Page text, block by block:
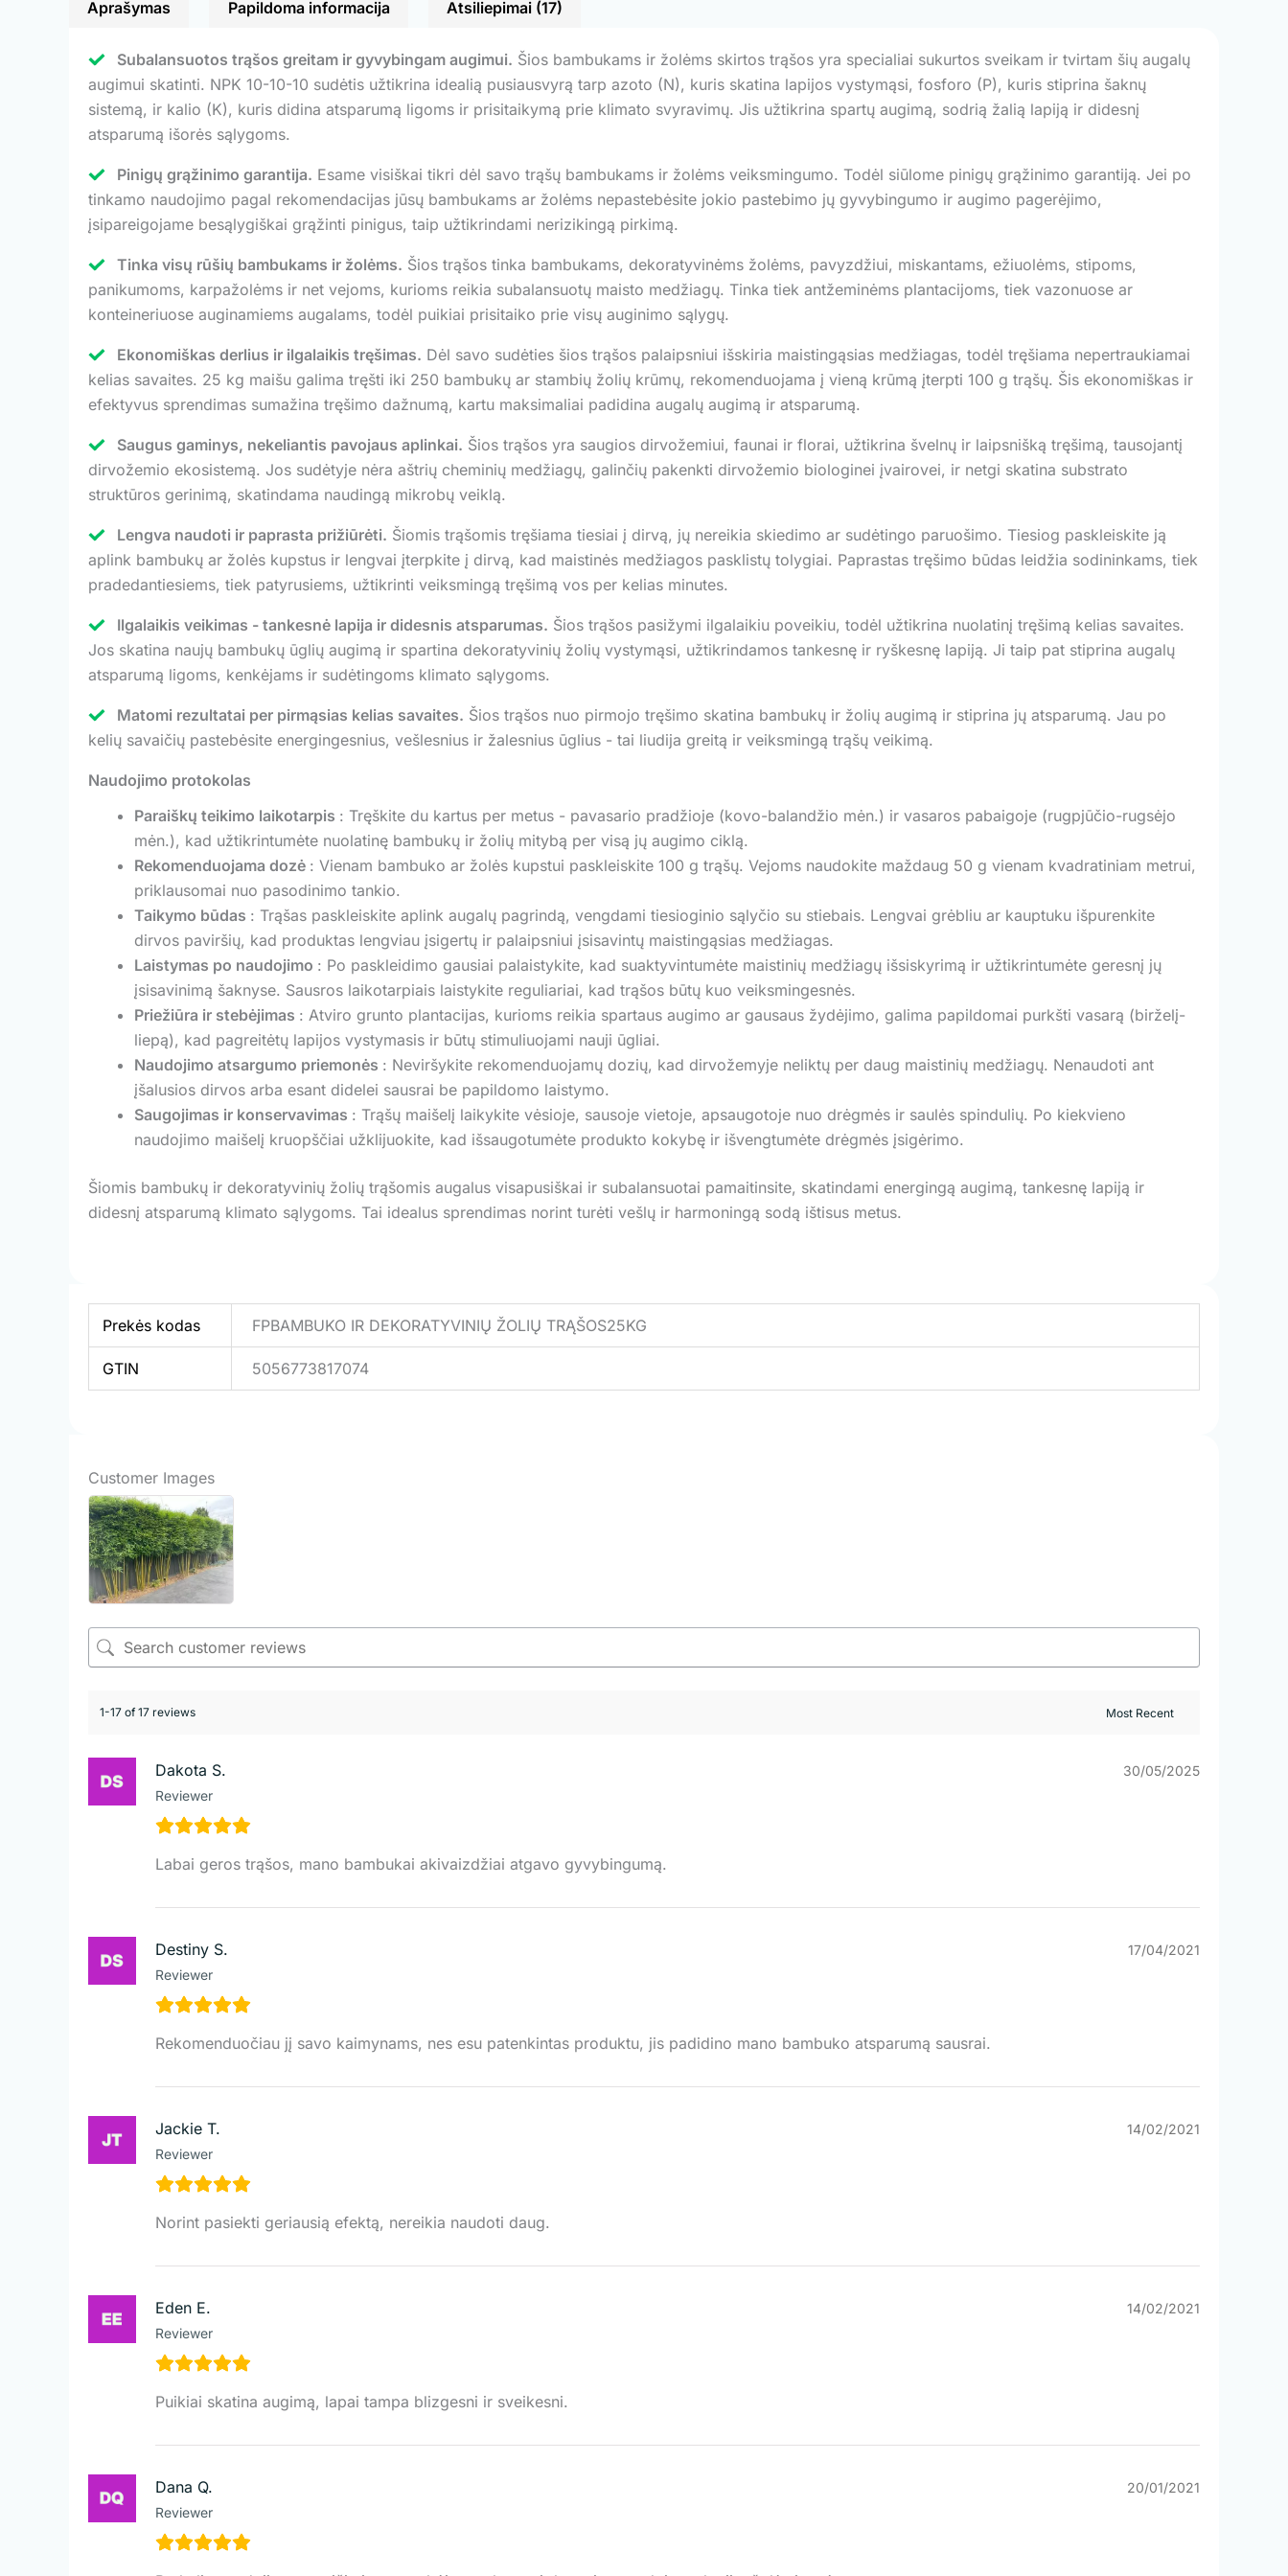
Aprašymas Papildoma informacija Atsiliepimai (17)
Subalansuotos trąšos greitam ir gyvybingam augimui. Šios bambukams ir žolėms skirtos trąšos yra specialiai sukurtos sveikam ir tvirtam šių augalų
augimui skatinti. NPK 10-10-10 sudėtis užtikrina idealią pusiausvyrą tarp azoto (N), kuris skatina lapijos vystymąsi, fosforo (P), kuris stiprina šaknų
sistemą, ir kalio (K), kuris didina atsparumą ligoms ir prisitaikymą prie klimato svyravimų. Jis užtikrina spartų augimą, sodrią žalią lapiją ir didesnį
atsparumą išorės sąlygoms.
Pinigų grąžinimo garantija. Esame visiškai tikri dėl savo trąšų bambukams ir žolėms veiksmingumo. Todėl siūlome pinigų grąžinimo garantiją. Jei po
tinkamo naudojimo pagal rekomendacijas jūsų bambukams ar žolėms nepastebėsite jokio pastebimo jų gyvybingumo ir augimo pagerėjimo,
įsipareigojame besąlygiškai grąžinti pinigus, taip užtikrindami nerizikingą pirkimą.
Tinka visų rūšių bambukams ir žolėms. Šios trąšos tinka bambukams, dekoratyvinėms žolėms, pavyzdžiui, miskantams, ežiuolėms, stipoms,
panikumoms, karpažolėms ir net vejoms, kurioms reikia subalansuotų maisto medžiagų. Tinka tiek antžeminėms plantacijoms, tiek vazonuose ar
konteineriuose auginamiems augalams, todėl puikiai prisitaiko prie visų auginimo sąlygų.
Ekonomiškas derlius ir ilgalaikis tręšimas. Dėl savo sudėties šios trąšos palaipsniui išskiria maistingąsias medžiagas, todėl tręšiama nepertraukiamai
kelias savaites. 25 kg maišu galima tręšti iki 250 bambukų ar stambių žolių krūmų, rekomenduojama į vieną krūmą įterpti 100 g trąšų. Šis ekonomiškas ir
efektyvus sprendimas sumažina tręšimo dažnumą, kartu maksimaliai padidina augalų augimą ir atsparumą.
Saugus gaminys, nekeliantis pavojaus aplinkai. Šios trąšos yra saugios dirvožemiui, faunai ir florai, užtikrina švelnų ir laipsnišką tręšimą, tausojantį
dirvožemio ekosistemą. Jos sudėtyje nėra aštrių cheminių medžiagų, galinčių pakenkti dirvožemio biologinei įvairovei, ir netgi skatina substrato
struktūros gerinimą, skatindama naudingą mikrobų veiklą.
Lengva naudoti ir paprasta prižiūrėti. Šiomis trąšomis tręšiama tiesiai į dirvą, jų nereikia skiedimo ar sudėtingo paruošimo. Tiesiog paskleiskite ją
aplink bambukų ar žolės kupstus ir lengvai įterpkite į dirvą, kad maistinės medžiagos pasklistų tolygiai. Paprastas tręšimo būdas leidžia sodininkams, tiek
pradedantiesiems, tiek patyrusiems, užtikrinti veiksmingą tręšimą vos per kelias minutes.
Ilgalaikis veikimas - tankesnė lapija ir didesnis atsparumas. Šios trąšos pasižymi ilgalaikiu poveikiu, todėl užtikrina nuolatinį tręšimą kelias savaites.
Jos skatina naujų bambukų ūglių augimą ir spartina dekoratyvinių žolių vystymąsi, užtikrindamos tankesnę ir ryškesnę lapiją. Ji taip pat stiprina augalų
atsparumą ligoms, kenkėjams ir sudėtingoms klimato sąlygoms.
Matomi rezultatai per pirmąsias kelias savaites. Šios trąšos nuo pirmojo tręšimo skatina bambukų ir žolių augimą ir stiprina jų atsparumą. Jau po
kelių savaičių pastebėsite energingesnius, vešlesnius ir žalesnius ūglius - tai liudija greitą ir veiksmingą trąšų veikimą.
Naudojimo protokolas
Paraiškų teikimo laikotarpis : Tręškite du kartus per metus - pavasario pradžioje (kovo-balandžio mėn.) ir vasaros pabaigoje (rugpjūčio-rugsėjo
mėn.), kad užtikrintumėte nuolatinę bambukų ir žolių mitybą per visą jų augimo ciklą.
Rekomenduojama dozė : Vienam bambuko ar žolės kupstui paskleiskite 100 g trąšų. Vejoms naudokite maždaug 50 g vienam kvadratiniam metrui,
priklausomai nuo pasodinimo tankio.
Taikymo būdas : Trąšas paskleiskite aplink augalų pagrindą, vengdami tiesioginio sąlyčio su stiebais. Lengvai grėbliu ar kauptuku išpurenkite
dirvos paviršių, kad produktas lengviau įsigertų ir palaipsniui įsisavintų maistingąsias medžiagas.
Laistymas po naudojimo : Po paskleidimo gausiai palaistykite, kad suaktyvintumėte maistinių medžiagų išsiskyrimą ir užtikrintumėte geresnį jų
įsisavinimą šaknyse. Sausros laikotarpiais laistykite reguliariai, kad trąšos būtų kuo veiksmingesnės.
Priežiūra ir stebėjimas : Atviro grunto plantacijas, kurioms reikia spartaus augimo ar gausaus žydėjimo, galima papildomai purkšti vasarą (birželį-
liepą), kad pagreitėtų lapijos vystymasis ir būtų stimuliuojami nauji ūgliai.
Naudojimo atsargumo priemonės : Neviršykite rekomenduojamų dozių, kad dirvožemyje neliktų per daug maistinių medžiagų. Nenaudoti ant
įšalusios dirvos arba esant didelei sausrai be papildomo laistymo.
Saugojimas ir konservavimas : Trąšų maišelį laikykite vėsioje, sausoje vietoje, apsaugotoje nuo drėgmės ir saulės spindulių. Po kiekvieno
naudojimo maišelį kruopščiai užklijuokite, kad išsaugotumėte produkto kokybę ir išvengtumėte drėgmės įsigėrimo.
Šiomis bambukų ir dekoratyvinių žolių trąšomis augalus visapusiškai ir subalansuotai pamaitinsite, skatindami energingą augimą, tankesnę lapiją ir
didesnį atsparumą klimato sąlygoms. Tai idealus sprendimas norint turėti vešlų ir harmoningą sodą ištisus metus.
Prekės kodas FPBAMBUKO IR DEKORATYVINIŲ ŽOLIŲ TRĄŠOS25KG
GTIN 5056773817074
Customer Images
1-17 of 17 reviews
Dakota S.
Reviewer
30/05/2025
Labai geros trąšos, mano bambukai akivaizdžiai atgavo gyvybingumą.
Destiny S.
Reviewer
17/04/2021
Rekomenduočiau jį savo kaimynams, nes esu patenkintas produktu, jis padidino mano bambuko atsparumą sausrai.
Jackie T.
Reviewer
14/02/2021
Norint pasiekti geriausią efektą, nereikia naudoti daug.
Eden E.
Reviewer
14/02/2021
Puikiai skatina augimą, lapai tampa blizgesni ir sveikesni.
Dana Q.
Reviewer
20/01/2021